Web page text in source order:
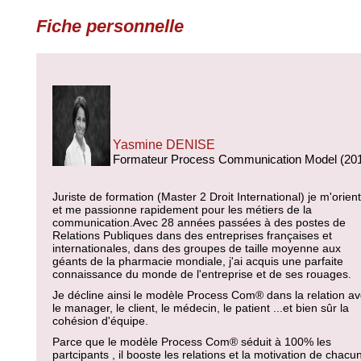
Fiche personnelle
Yasmine DENISE
Formateur Process Communication Model
Juriste de formation (Master 2 Droit International) je
et me passionne rapidement pour les métiers de la
communication.Avec 28 années passées à des postes de
Relations Publiques dans des entreprises françaises et
internationales, dans des groupes de taille moyenne aux
géants de la pharmacie mondiale, j'ai acquis une parfaite
connaissance du monde de l'entreprise et de ses rouages.
Je décline ainsi le modèle Process Com® dans la relation
le manager, le client, le médecin, le patient ...et bien sûr la
cohésion d'équipe.
Parce que le modèle Process Com® séduit à 100% les
partcipants , il booste les relations et la motivation de